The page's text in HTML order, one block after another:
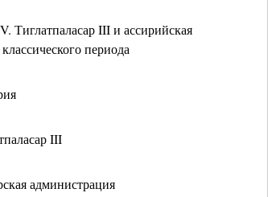
Тиглатпаласар III и ассирийская
периода
III
администрация